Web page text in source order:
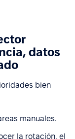
datos
bien
manuales.
la rotación, el